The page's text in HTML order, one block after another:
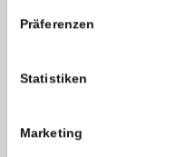
Präferenzen
Statistiken
Marketing